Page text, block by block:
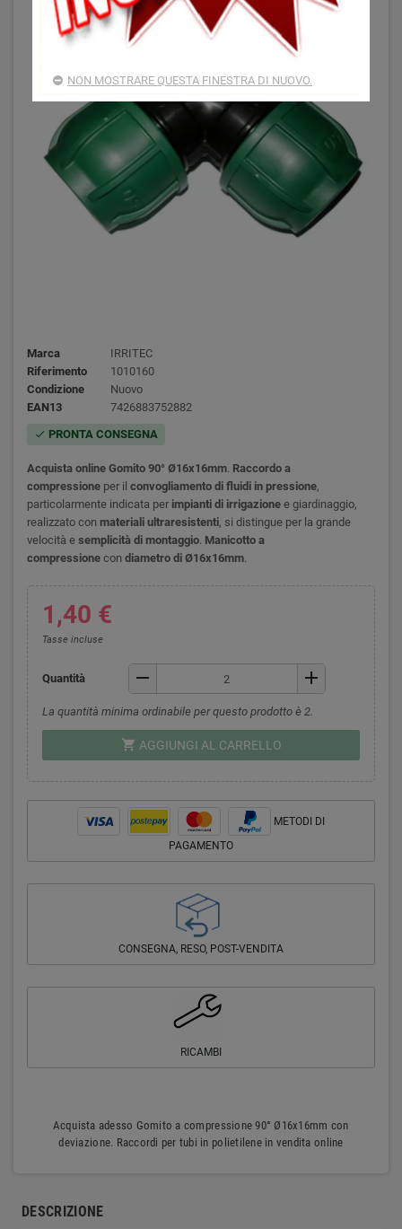
Marca
IRRITEC
Riferimento
1010160
Condizione
Nuovo
EAN13
7426883752882
check PRONTA CONSEGNA
Acquista online Gomito 90° Ø16x16mm. Raccordo a
compressione per il convogliamento di fluidi in pressione,
particolarmente indicata per impianti di irrigazione e giardinaggio,
realizzato con materiali ultraresistenti, si distingue per la grande
velocità e semplicità di montaggio. Manicotto a
compressione con diametro di Ø16x16mm.
1,40 €
Tasse incluse
Quantità remove add
La quantità minima ordinabile per questo prodotto è 2.
shopping_cart AGGIUNGI AL CARRELLO
METODI DI
PAGAMENTO
CONSEGNA, RESO, POST-VENDITA
RICAMBI
Acquista adesso Gomito a compressione 90° Ø16x16mm con
deviazione. Raccordi per tubi in polietilene in vendita online
DESCRIZIONE
NON MOSTRARE QUESTA FINESTRA DI NUOVO.